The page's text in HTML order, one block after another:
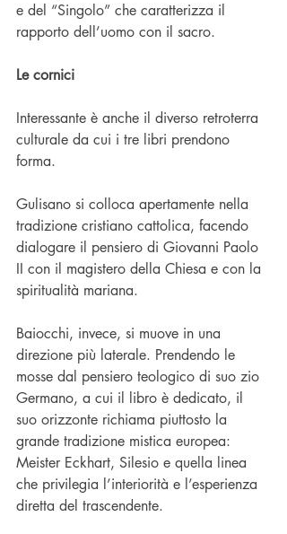
e del “Singolo” che caratterizza il
rapporto dell’uomo con il sacro.
Le cornici
Interessante è anche il diverso retroterra
culturale da cui i tre libri prendono
forma.
Gulisano si colloca apertamente nella
tradizione cristiano cattolica, facendo
dialogare il pensiero di Giovanni Paolo
II con il magistero della Chiesa e con la
spiritualità mariana.
Baiocchi, invece, si muove in una
direzione più laterale. Prendendo le
mosse dal pensiero teologico di suo zio
Germano, a cui il libro è dedicato, il
suo orizzonte richiama piuttosto la
grande tradizione mistica europea:
Meister Eckhart, Silesio e quella linea
che privilegia l’interiorità e l’esperienza
diretta del trascendente.